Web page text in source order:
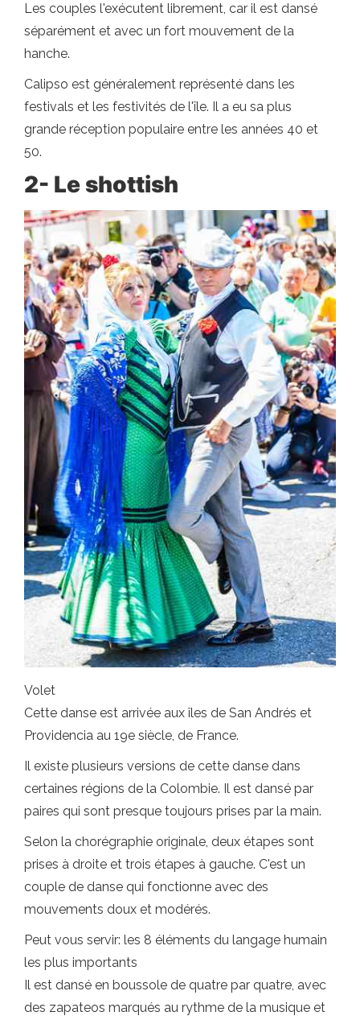
Les couples l'exécutent librement, car il est dansé
séparément et avec un fort mouvement de la
hanche.
Calipso est généralement représenté dans les
festivals et les festivités de l'île. Il a eu sa plus
grande réception populaire entre les années 40 et
50.
2- Le shottish
Volet
Cette danse est arrivée aux îles de San Andrés et
Providencia au 19e siècle, de France.
Il existe plusieurs versions de cette danse dans
certaines régions de la Colombie. Il est dansé par
paires qui sont presque toujours prises par la main.
Selon la chorégraphie originale, deux étapes sont
prises à droite et trois étapes à gauche. C'est un
couple de danse qui fonctionne avec des
mouvements doux et modérés.
Peut vous servir: les 8 éléments du langage humain
les plus importants
Il est dansé en boussole de quatre par quatre, avec
des zapateos marqués au rythme de la musique et